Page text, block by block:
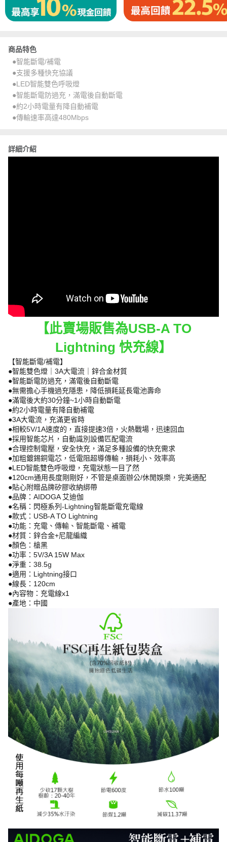
商品特色
●智能斷電/補電
●支援多種快充協議
●LED智能雙色呼吸燈
●智能斷電防過充，滿電後自動斷電
●約2小時電量有降自動補電
●傳輸速率高達480Mbps
詳細介紹
【此賣場販售為USB-A TO
Lightning 快充線】
【智能斷電/補電】
●智能雙色燈｜3A大電流｜鋅合金材質
●智能斷電防過充，滿電後自動斷電
●無需擔心手機過充隱患，降低損耗延長電池壽命
●滿電後大約30分鐘~1小時自動斷電
●約2小時電量有降自動補電
●3A大電流，充滿更省時
●相較5V/1A速度的，直接提速3倍，火熱戰場，迅速回血
●採用智能芯片，自動識別設備匹配電流
●合理控制電壓，安全快充，滿足多種設備的快充需求
●加粗鍍錫銅電芯，低電阻超導傳輸，損耗小、效率高
●LED智能雙色呼吸燈，充電狀態一目了然
●120cm通用長度剛剛好，不管是桌面辦公/休閒娛樂，完美適配
●貼心附贈品牌矽膠收納綁帶
●品牌：AIDOGA 艾迪伽
●名稱：閃極系列-Lightning智能斷電充電線
●款式：USB-A TO Lightning
●功能：充電、傳輸、智能斷電、補電
●材質：鋅合金+尼龍編織
●顏色：槍黑
●功率：5V/3A 15W Max
●淨重：38.5g
●適用：Lightning接口
●線長：120cm
●內容物：充電線x1
●產地：中國